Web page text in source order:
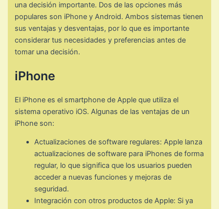
una decisión importante. Dos de las opciones más
populares son iPhone y Android. Ambos sistemas tienen
sus ventajas y desventajas, por lo que es importante
considerar tus necesidades y preferencias antes de
tomar una decisión.
iPhone
El iPhone es el smartphone de Apple que utiliza el
sistema operativo iOS. Algunas de las ventajas de un
iPhone son:
Actualizaciones de software regulares: Apple lanza
actualizaciones de software para iPhones de forma
regular, lo que significa que los usuarios pueden
acceder a nuevas funciones y mejoras de
seguridad.
Integración con otros productos de Apple: Si ya